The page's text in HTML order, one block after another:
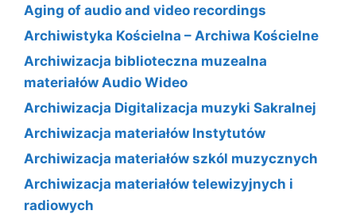
Aging of audio and video recordings
Archiwistyka Kościelna – Archiwa Kościelne
Archiwizacja biblioteczna muzealna
materiałów Audio Wideo
Archiwizacja Digitalizacja muzyki Sakralnej
Archiwizacja materiałów Instytutów
Archiwizacja materiałów szkól muzycznych
Archiwizacja materiałów telewizyjnych i
radiowych